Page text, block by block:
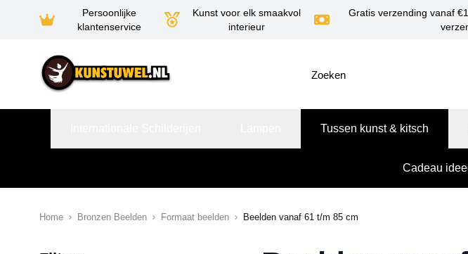
Persoonlijke
klantenservice
Kunst voor elk smaakvol
interieur
Gratis verzending vanaf
Tussen kunst & kitsch
Cadeau
Home Bronzen Beelden Formaat beelden Beelden vanaf 61 t/m 85 cm